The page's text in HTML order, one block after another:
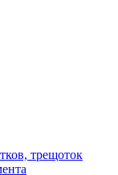
трещоток